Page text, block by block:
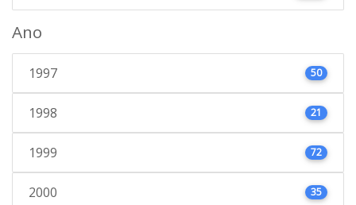
Ano
1997 50
1998 21
1999 72
2000 35